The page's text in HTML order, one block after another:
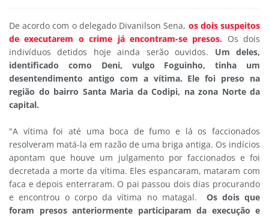
De acordo com o delegado Divanilson Sena, os dois suspeitos
de executarem o crime já encontram-se presos. Os dois
indivíduos detidos hoje ainda serão ouvidos. Um deles,
identificado como Deni, vulgo Foguinho, tinha um
desentendimento antigo com a vítima. Ele foi preso na
região do bairro Santa Maria da Codipi, na zona Norte da
capital.
"A vítima foi até uma boca de fumo e lá os faccionados
resolveram matá-la em razão de uma briga antiga. Os indícios
apontam que houve um julgamento por faccionados e foi
decretada a morte da vítima. Eles espancaram, mataram com
faca e depois enterraram. O pai passou dois dias procurando
e encontrou o corpo da vítima no matagal. Os dois que
foram presos anteriormente participaram da execução e